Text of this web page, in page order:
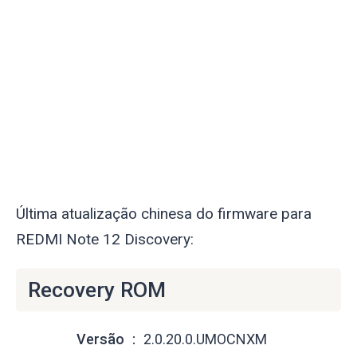
Última atualização chinesa do firmware para
REDMI Note 12 Discovery:
Recovery ROM
Versão 2.0.20.0.UMOCNXM